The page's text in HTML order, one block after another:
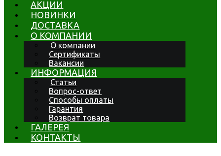
АКЦИИ
НОВИНКИ
ДОСТАВКА
О КОМПАНИИ
О компании
Сертификаты
Вакансии
ИНФОРМАЦИЯ
Статьи
Вопрос-ответ
Способы оплаты
Гарантия
Возврат товара
ГАЛЕРЕЯ
КОНТАКТЫ